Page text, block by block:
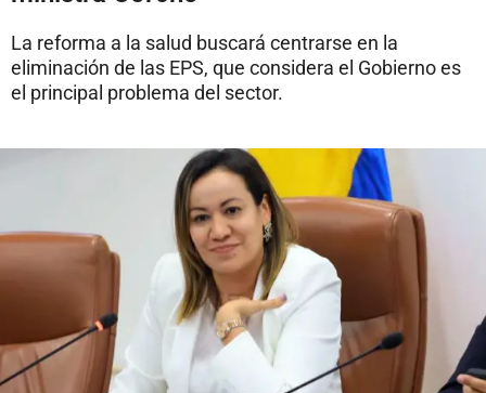
La reforma a la salud buscará centrarse en la
eliminación de las EPS, que considera el Gobierno es
el principal problema del sector.